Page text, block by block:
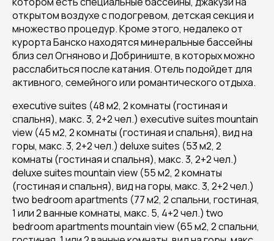
открытом воздухе с подогревом, детская секция и
множество процедур. Кроме этого, недалеко от
курорта Банско находятся минеральные бассейны
близ сел Огняново и Добриниште, в которых можно
расслабиться после катания. Отель подойдет для
активного, семейного или романтического отдыха.
executive suites (48 м2, 2 комнаты (гостиная и
спальня), макс. 3, 2+2 чел.) executive suites mountain
view (45 м2, 2 комнаты (гостиная и спальня), вид на
горы, макс. 3, 2+2 чел.) deluxe suites (53 м2, 2
комнаты (гостиная и спальня), макс. 3, 2+2 чел.)
deluxe suites mountain view (55 м2, 2 комнаты
(гостиная и спальня), вид на горы, макс. 3, 2+2 чел.)
two bedroom apartments (77 м2, 2 спальни, гостиная,
1 или 2 ванные комнаты, макс. 5, 4+2 чел.) two
bedroom apartments mountain view (65 м2, 2 спальни,